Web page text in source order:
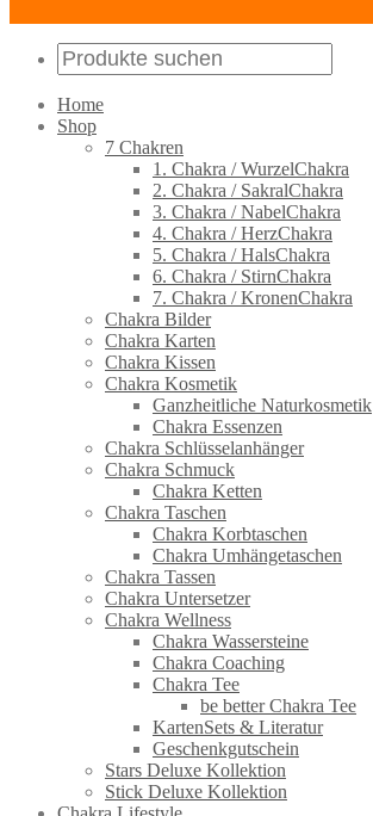
Home
Shop
7 Chakren
1. Chakra / WurzelChakra
2. Chakra / SakralChakra
3. Chakra / NabelChakra
4. Chakra / HerzChakra
5. Chakra / HalsChakra
6. Chakra / StirnChakra
7. Chakra / KronenChakra
Chakra Bilder
Chakra Karten
Chakra Kissen
Chakra Kosmetik
Ganzheitliche Naturkosmetik
Chakra Essenzen
Chakra Schlüsselanhänger
Chakra Schmuck
Chakra Ketten
Chakra Taschen
Chakra Korbtaschen
Chakra Umhängetaschen
Chakra Tassen
Chakra Untersetzer
Chakra Wellness
Chakra Wassersteine
Chakra Coaching
Chakra Tee
be better Chakra Tee
KartenSets & Literatur
Geschenkgutschein
Stars Deluxe Kollektion
Stick Deluxe Kollektion